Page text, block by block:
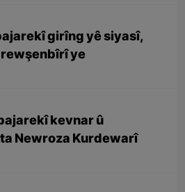
girîng yê siyasî,
ye
kevnar û
Newroza Kurdewarî